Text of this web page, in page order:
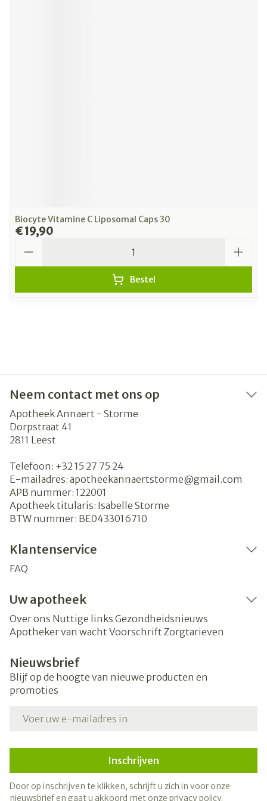
Biocyte Vitamine C Liposomal Caps 30
€ 19,90
Bestel
Neem contact met ons op
Apotheek Annaert - Storme
Dorpstraat 41
2811 Leest
Telefoon: +32 15 27 75 24
E-mailadres: apotheekannaertstorme@gmail.com
APB nummer: 122001
Apotheek titularis: Isabelle Storme
BTW nummer: BE0433016710
Klantenservice
FAQ
Uw apotheek
Over ons Nuttige links Gezondheidsnieuws
Apotheker van wacht Voorschrift Zorgtarieven
Nieuwsbrief
Blijf op de hoogte van nieuwe producten en
promoties
Inschrijven
Door op inschrijven te klikken, schrijft u zich in voor onze
nieuwsbrief en gaat u akkoord met onze privacy policy.